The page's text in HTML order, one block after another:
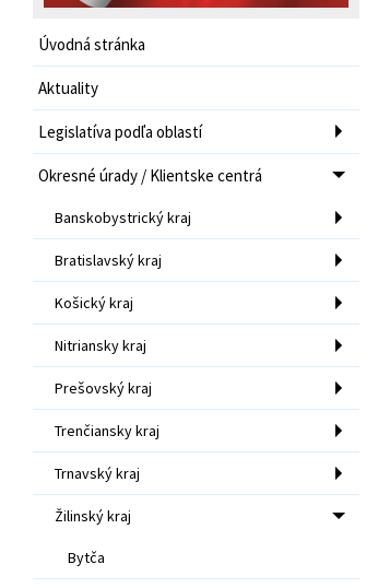
Úvodná stránka
Aktuality
Legislatíva podľa oblastí
Okresné úrady / Klientske centrá
Banskobystrický kraj
Bratislavský kraj
Košický kraj
Nitriansky kraj
Prešovský kraj
Trenčiansky kraj
Trnavský kraj
Žilinský kraj
Bytča